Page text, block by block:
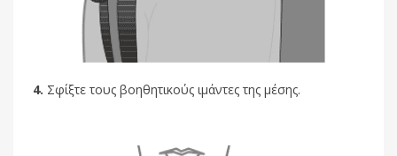
4. Σφίξτε τους βοηθητικούς ιμάντες της μέσης.